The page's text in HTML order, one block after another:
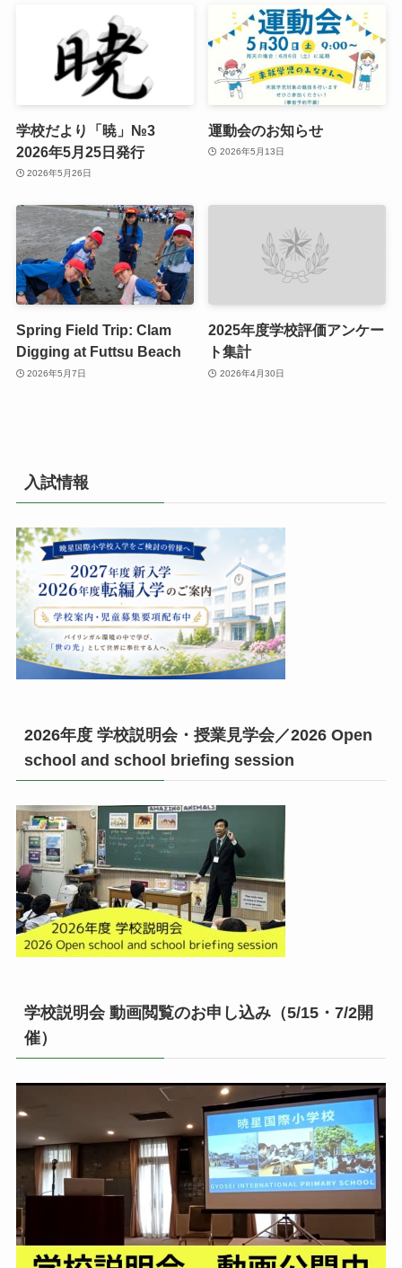
学校だより「暁」№3
2026年5月25日発行
2026年5月26日
運動会のお知らせ
2026年5月13日
Spring Field Trip: Clam
Digging at Futtsu Beach
2026年5月7日
2025年度学校評価アンケー
ト集計
2026年4月30日
入試情報
2026年度 学校説明会・授業見学会／2026 Open
school and school briefing session
学校説明会 動画閲覧のお申し込み（5/15・7/2開
催）